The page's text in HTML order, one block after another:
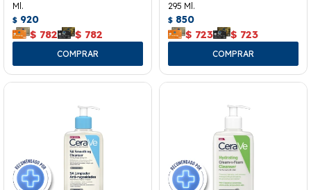
Ml.
$ 920
$ 782 $ 782
295 Ml.
$ 850
$ 723 $ 723